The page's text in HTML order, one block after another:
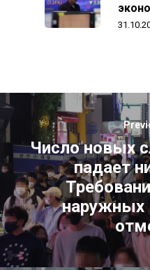
Число новых
падает
наружных